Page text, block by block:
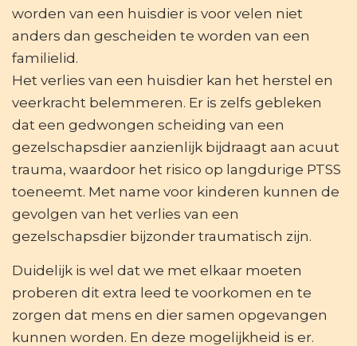
worden van een huisdier is voor velen niet
anders dan gescheiden te worden van een
familielid.
Het verlies van een huisdier kan het herstel en
veerkracht belemmeren. Er is zelfs gebleken
dat een gedwongen scheiding van een
gezelschapsdier aanzienlijk bijdraagt aan acuut
trauma, waardoor het risico op langdurige PTSS
toeneemt. Met name voor kinderen kunnen de
gevolgen van het verlies van een
gezelschapsdier bijzonder traumatisch zijn.
Duidelijk is wel dat we met elkaar moeten
proberen dit extra leed te voorkomen en te
zorgen dat mens en dier samen opgevangen
kunnen worden. En deze mogelijkheid is er.